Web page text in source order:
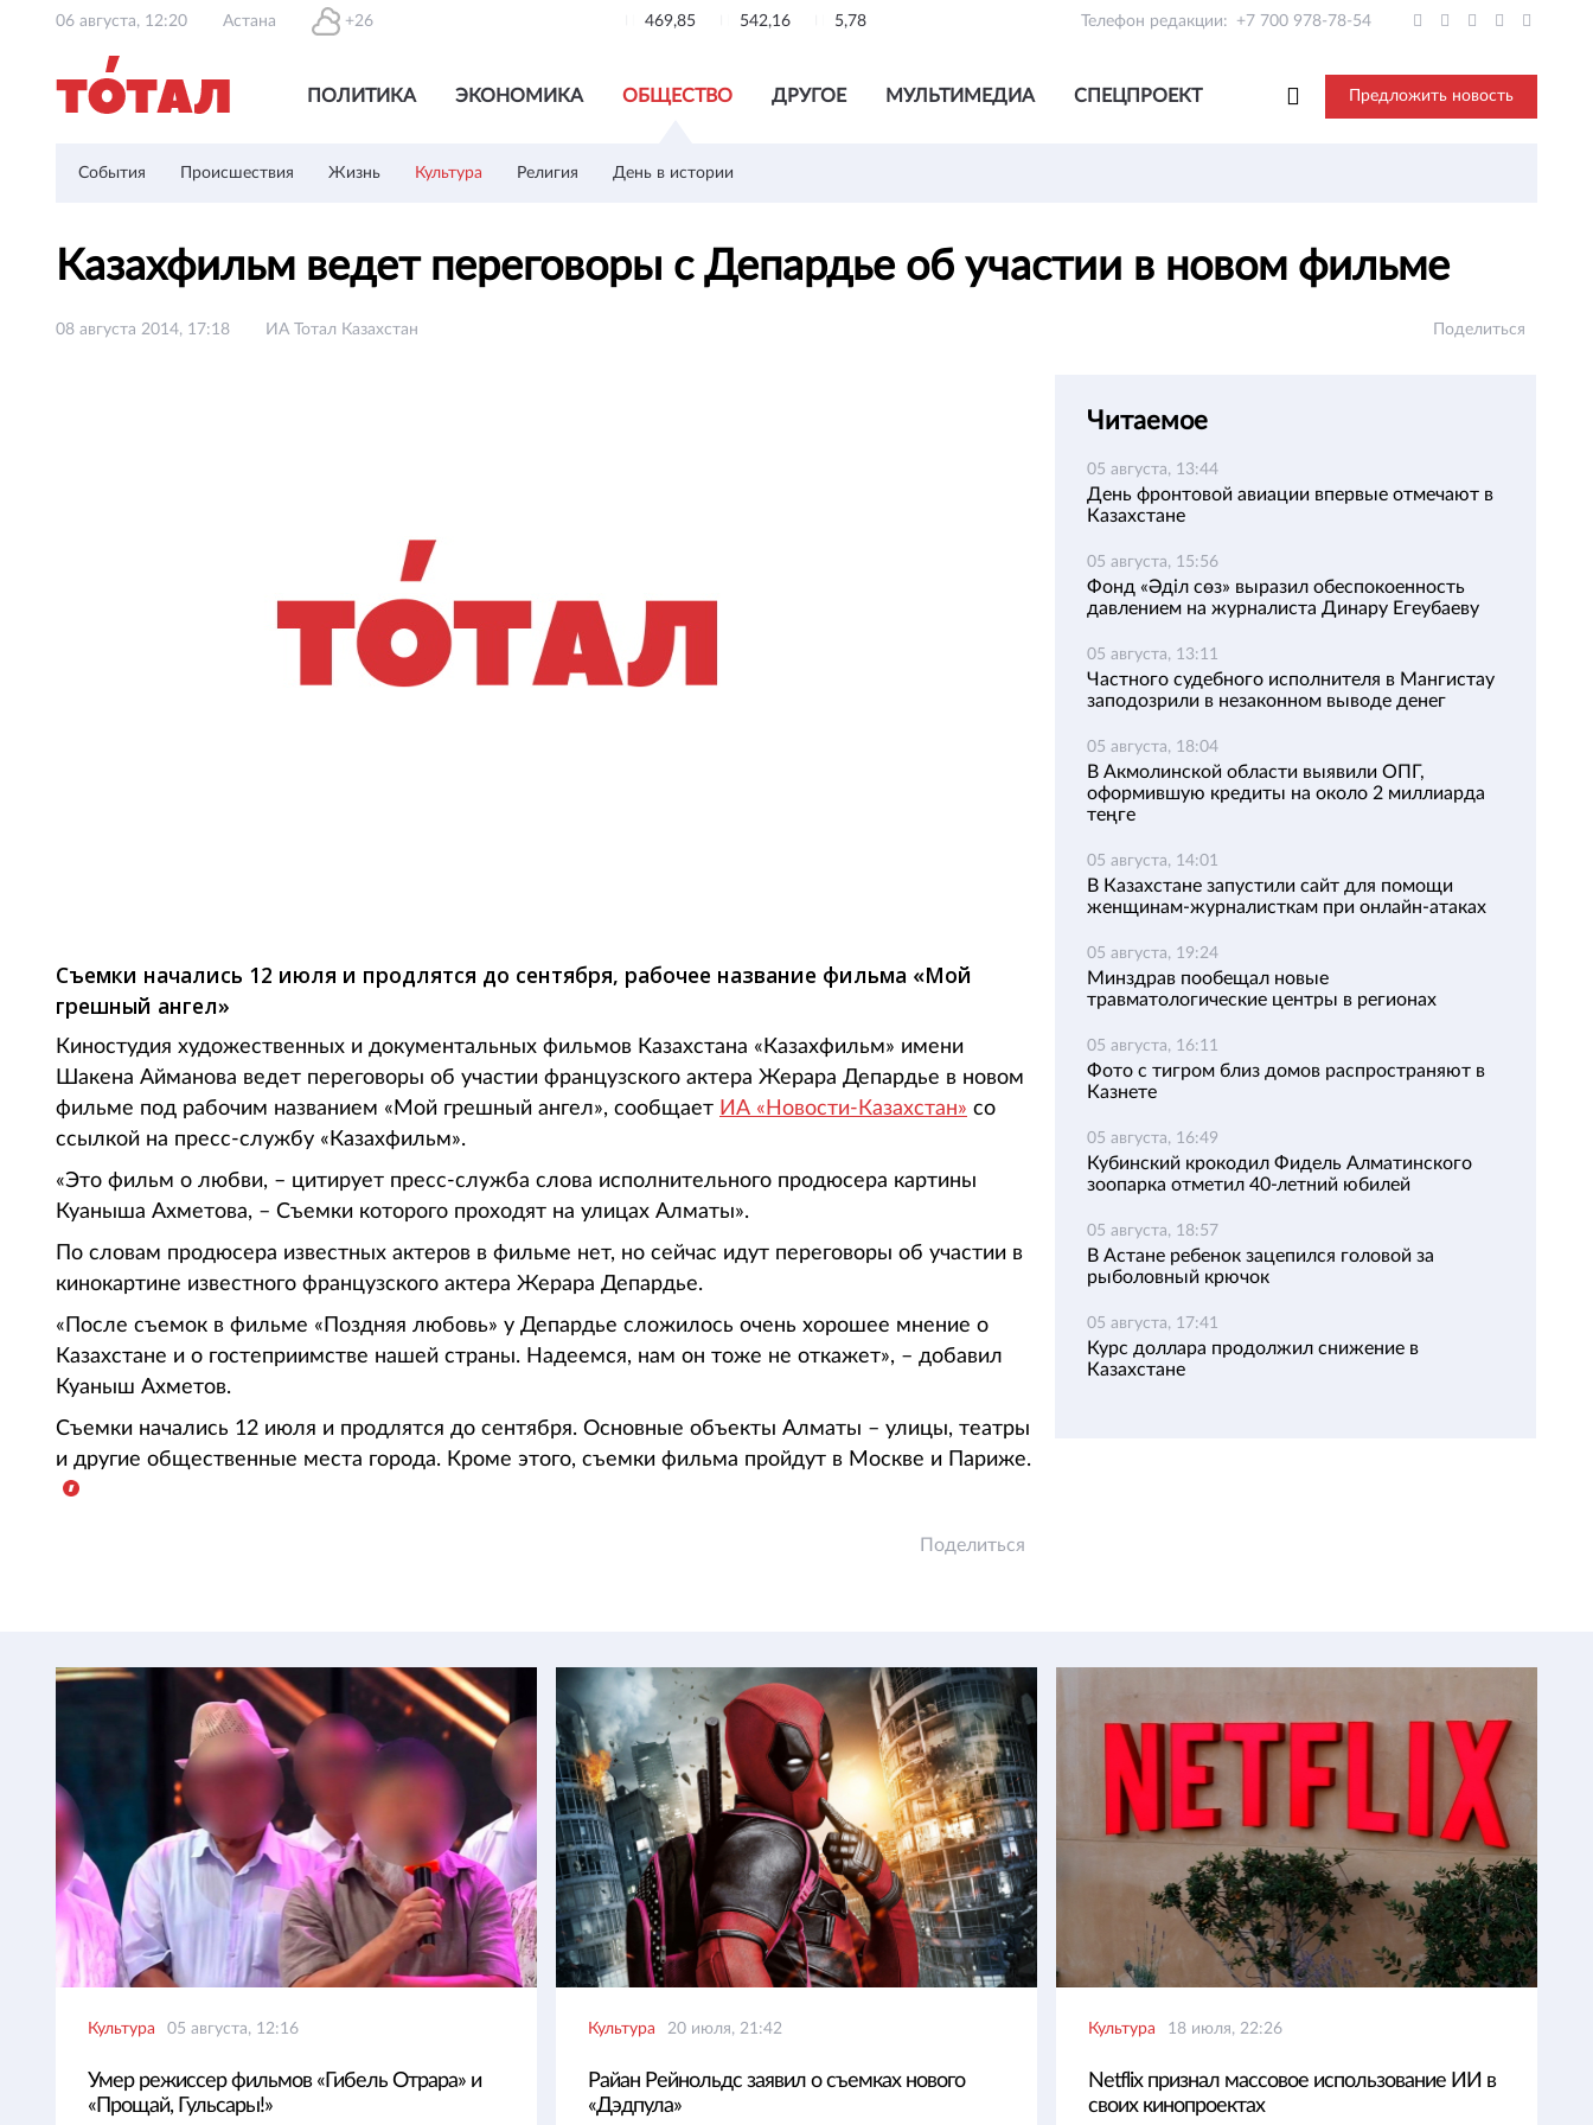
06 августа, 12:20 Астана +26 469,85 542,16 5,78 Телефон редакции: +7 700 978-78-54
ПОЛИТИКА ЭКОНОМИКА ОБЩЕСТВО ДРУГОЕ МУЛЬТИМЕДИА СПЕЦПРОЕКТ Предложить новость
События Происшествия Жизнь Культура Религия День в истории
Казахфильм ведет переговоры с Депардье об участии в новом фильме
08 августа 2014, 17:18 ИА Тотал Казахстан Поделиться
Съемки начались 12 июля и продлятся до сентября, рабочее название фильма «Мой
грешный ангел»
Киностудия художественных и документальных фильмов Казахстана «Казахфильм» имени
Шакена Айманова ведет переговоры об участии французского актера Жерара Депардье в новом
фильме под рабочим названием «Мой грешный ангел», сообщает ИА «Новости-Казахстан» со
ссылкой на пресс-службу «Казахфильм».
«Это фильм о любви, – цитирует пресс-служба слова исполнительного продюсера картины
Куаныша Ахметова, – Съемки которого проходят на улицах Алматы».
По словам продюсера известных актеров в фильме нет, но сейчас идут переговоры об участии в
кинокартине известного французского актера Жерара Депардье.
«После съемок в фильме «Поздняя любовь» у Депардье сложилось очень хорошее мнение о
Казахстане и о гостеприимстве нашей страны. Надеемся, нам он тоже не откажет», – добавил
Куаныш Ахметов.
Съемки начались 12 июля и продлятся до сентября. Основные объекты Алматы – улицы, театры
и другие общественные места города. Кроме этого, съемки фильма пройдут в Москве и Париже.
Поделиться
Читаемое
05 августа, 13:44
День фронтовой авиации впервые отмечают в
Казахстане
05 августа, 15:56
Фонд «Әділ сөз» выразил обеспокоенность
давлением на журналиста Динару Егеубаеву
05 августа, 13:11
Частного судебного исполнителя в Мангистау
заподозрили в незаконном выводе денег
05 августа, 18:04
В Акмолинской области выявили ОПГ,
оформившую кредиты на около 2 миллиарда
теңге
05 августа, 14:01
В Казахстане запустили сайт для помощи
женщинам-журналисткам при онлайн-атаках
05 августа, 19:24
Минздрав пообещал новые
травматологические центры в регионах
05 августа, 16:11
Фото с тигром близ домов распространяют в
Казнете
05 августа, 16:49
Кубинский крокодил Фидель Алматинского
зоопарка отметил 40-летний юбилей
05 августа, 18:57
В Астане ребенок зацепился головой за
рыболовный крючок
05 августа, 17:41
Курс доллара продолжил снижение в
Казахстане
Культура 05 августа, 12:16
Умер режиссер фильмов «Гибель Отрара» и
«Прощай, Гульсары!»
Культура 20 июля, 21:42
Райан Рейнольдс заявил о съемках нового
«Дэдпула»
Культура 18 июля, 22:26
Netflix признал массовое использование ИИ в
своих кинопроектах